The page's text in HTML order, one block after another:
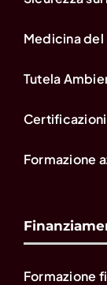
Medicina del
Tutela
Formazione
Formazione